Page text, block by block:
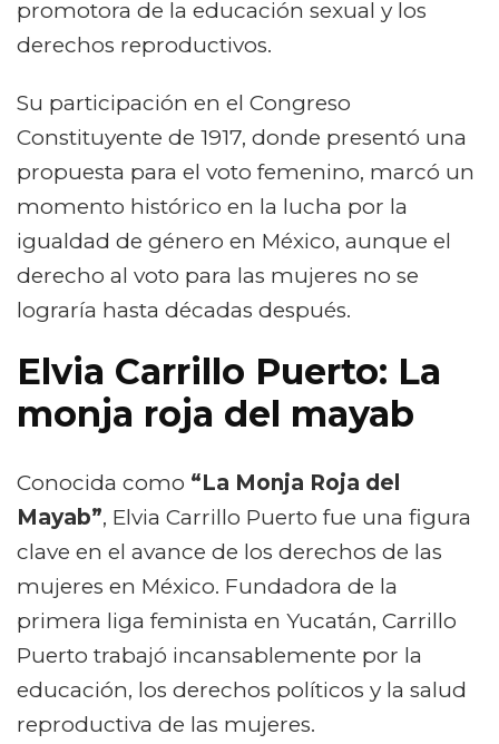
promotora de la educación sexual y los
derechos reproductivos.
Su participación en el Congreso
Constituyente de 1917, donde presentó una
propuesta para el voto femenino, marcó un
momento histórico en la lucha por la
igualdad de género en México, aunque el
derecho al voto para las mujeres no se
lograría hasta décadas después.
Elvia Carrillo Puerto: La
monja roja del mayab
Conocida como “La Monja Roja del
Mayab”, Elvia Carrillo Puerto fue una figura
clave en el avance de los derechos de las
mujeres en México. Fundadora de la
primera liga feminista en Yucatán, Carrillo
Puerto trabajó incansablemente por la
educación, los derechos políticos y la salud
reproductiva de las mujeres.